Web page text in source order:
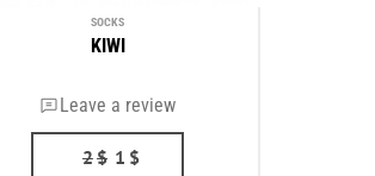
SOCKS
KIWI
Leave a review
2$ 1 $